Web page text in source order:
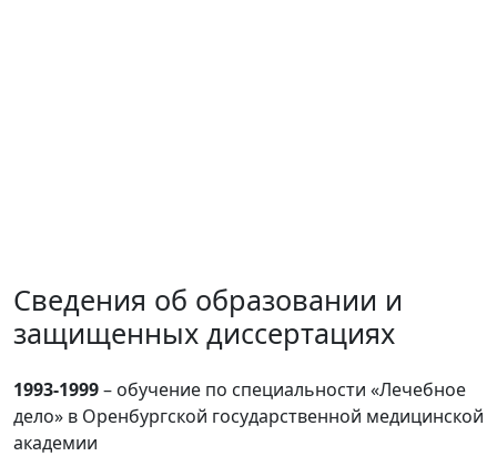
Сведения об образовании и
защищенных диссертациях
1993-1999– обучение по специальности «Лечебное
дело» в Оренбургской государственной медицинской
академии